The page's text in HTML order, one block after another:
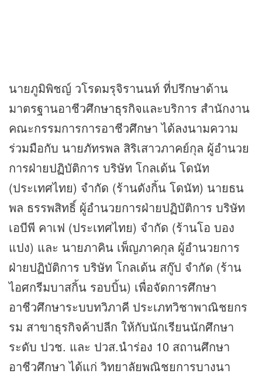
นายภูมิพิชญ์ วโรดมรุจิรานนท์ ที่ปรึกษาด้าน
มาตรฐานอาชีวศึกษาธุรกิจและบริการ สำนักงาน
คณะกรรมการการอาชีวศึกษา ได้ลงนามความ
ร่วมมือกับ นายภัทรพล สิริเสาวภาคย์กุล ผู้อำนวย
การฝ่ายปฏิบัติการ บริษัท โกลเด้น โดนัท
(ประเทศไทย) จำกัด (ร้านดังกิ้น โดนัท) นายธน
พล ธรรพสิทธิ์ ผู้อำนวยการฝ่ายปฏิบัติการ บริษัท
เอบีพี คาเฟ (ประเทศไทย) จำกัด (ร้านโอ บอง
แปง) และ นายภาคิน เพ็ญภาคกุล ผู้อำนวยการ
ฝ่ายปฏิบัติการ บริษัท โกลเด้น สกู๊ป จำกัด (ร้าน
ไอศกรีมบาสกิ้น รอบบิ้น) เพื่อจัดการศึกษา
อาชีวศึกษาระบบทวิภาคี ประเภทวิชาพาณิชยกร
รม สาขาธุรกิจค้าปลีก ให้กับนักเรียนนักศึกษา
ระดับ ปวช. และ ปวส.นำร่อง 10 สถานศึกษา
อาชีวศึกษา ได้แก่ วิทยาลัยพณิชยการบางนา